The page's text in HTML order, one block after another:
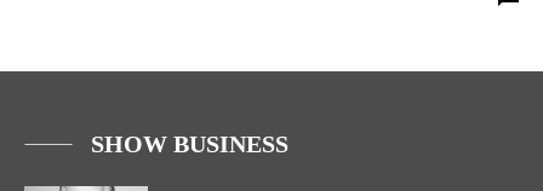
SHOW BUSINESS